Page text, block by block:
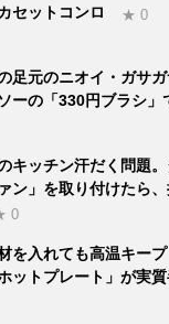
セットコンロ
★ 0
足元のニオイ・ガサ
ーの「330円ブラシ」
キッチン汗だく問題
ン」を取り付けたら
0
を入れても高温キー
ットプレート」が実